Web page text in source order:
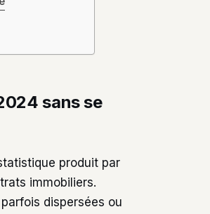
sans se
produit par
immobiliers.
dispersées ou